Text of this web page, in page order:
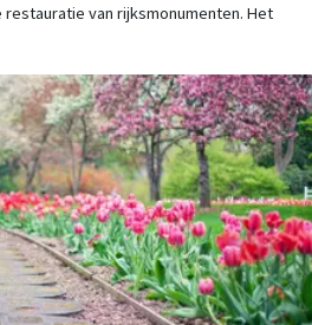
van rijksmonumenten. Het